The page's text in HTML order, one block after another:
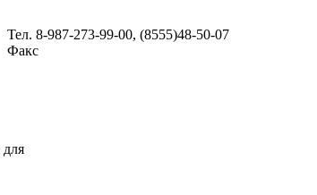
Тел. 8-987-273-99-00, (8555)48-50-07
Факс
для